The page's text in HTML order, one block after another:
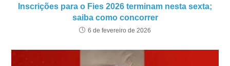
Inscrições para o Fies 2026 terminam nesta sexta;
saiba como concorrer
6 de fevereiro de 2026